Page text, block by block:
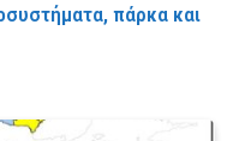
πάρκα και